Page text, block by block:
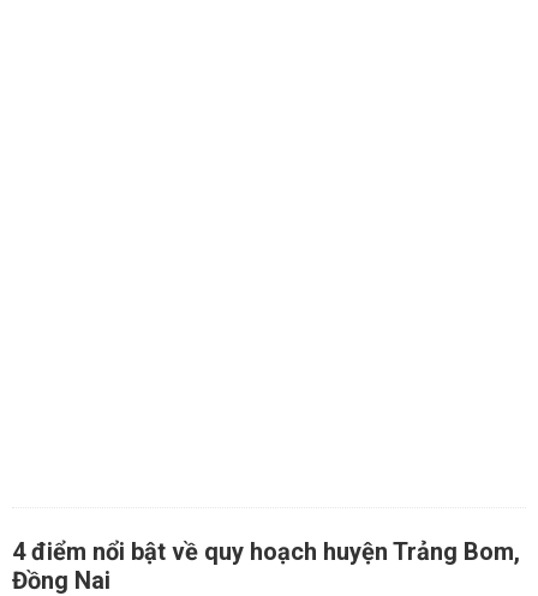
4 điểm nổi bật về quy hoạch huyện Trảng Bom,
Đồng Nai